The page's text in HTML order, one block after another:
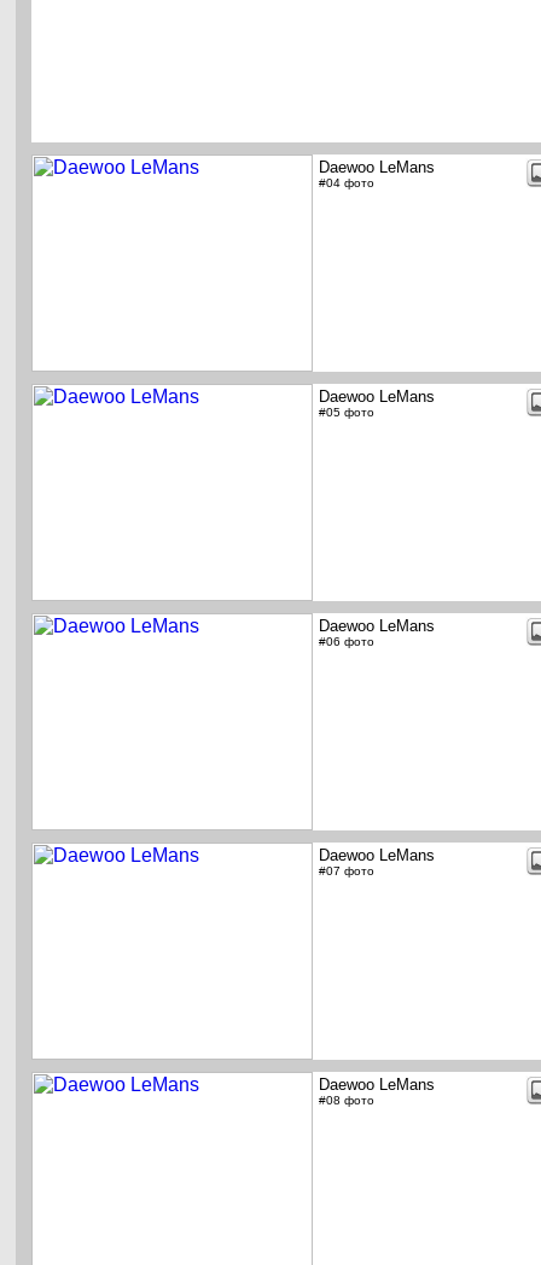
Daewoo LeMans
#04 фото
Daewoo LeMans
#05 фото
Daewoo LeMans
#06 фото
Daewoo LeMans
#07 фото
Daewoo LeMans
#08 фото